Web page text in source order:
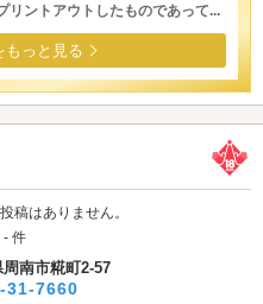
リントアウトしたものであって...
もっと見る
稿はありません。
- 件
周南市糀町2-57
31-7660